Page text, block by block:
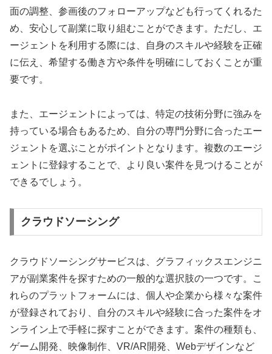
面の調整、参画後のフォローアップなども行ってくれるた
め、安心して副業に取り組むことができます。ただし、エ
ージェントを利用する際には、自身のスキルや経験を正確
に伝え、希望する働き方や条件を明確にしておくことが重
要です。
また、エージェントによっては、特定の技術分野に強みを
持っている場合もあるため、自分の専門分野に合ったエー
ジェントを選ぶことがポイントとなります。複数のエージ
ェントに登録することで、より良い案件を見つけることが
できるでしょう。
クラウドソーシング
クラウドソーシングサービスは、グラフィックスエンジニ
アが副業案件を探すための一般的な選択肢の一つです。こ
れらのプラットフォームには、個人や企業から様々な案件
が登録されており、自分のスキルや経験に合った案件をオ
ンライン上で手軽に探すことができます。案件の種類も、
ゲーム開発、映像制作、VR/AR開発、Webデザインなど